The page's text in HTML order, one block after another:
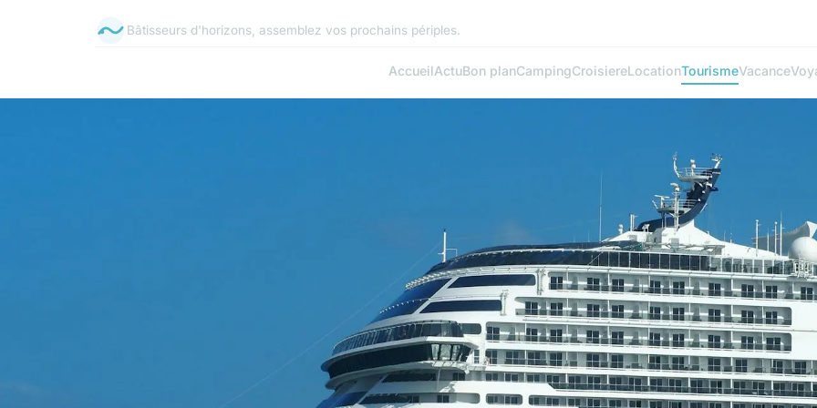
Bâtisseurs d'horizons, assemblez vos prochains périples.
AccueilActuBon planCampingCroisiereLocationTourismeVacance